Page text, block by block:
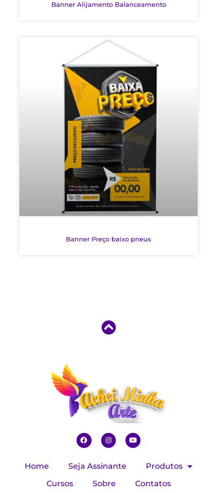
Banner Alijamento Balanceamento
Banner Preço baixo pneus
Home Seja Assinante
Produtos
Cursos
Sobre Contatos